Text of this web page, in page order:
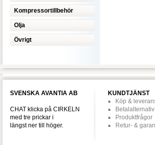
Kompressortillbehör
Olja
Övrigt
SVENSKA AVANTIA AB
CHAT klicka på CIRKELN
med tre prickar i
längst ner till höger.
KUNDTJÄNST
Köp &
Betalalternativ
Produktfrågor
Retur- &